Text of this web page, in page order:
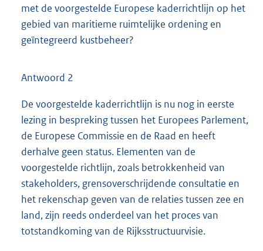
met de voorgestelde Europese kaderrichtlijn op het
gebied van maritieme ruimtelijke ordening en
geïntegreerd kustbeheer?
Antwoord 2
De voorgestelde kaderrichtlijn is nu nog in eerste
lezing in bespreking tussen het Europees Parlement,
de Europese Commissie en de Raad en heeft
derhalve geen status. Elementen van de
voorgestelde richtlijn, zoals betrokkenheid van
stakeholders, grensoverschrijdende consultatie en
het rekenschap geven van de relaties tussen zee en
land, zijn reeds onderdeel van het proces van
totstandkoming van de Rijksstructuurvisie.